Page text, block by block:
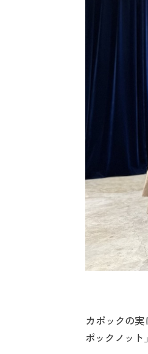
カポックの
ポックノット